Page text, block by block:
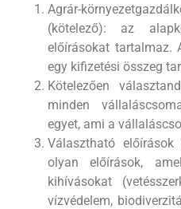
Agrár-
(kötelező): az
előírásokat tartalmaz.
egy kifizetési összeg
Kötelezően
minden
egyet, ami a
Választható
olyan előírások,
kihívásokat
vízvédelem,